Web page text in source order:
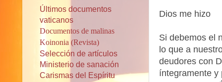
Dios me hizo
Si debemos el
lo que a
deudores con
íntegramente y
Últimos documentos
vaticanos
Documentos de malinas
Koinonia (Revista)
Selección de artículos
Ministerio de sanación
Carismas del Espíritu